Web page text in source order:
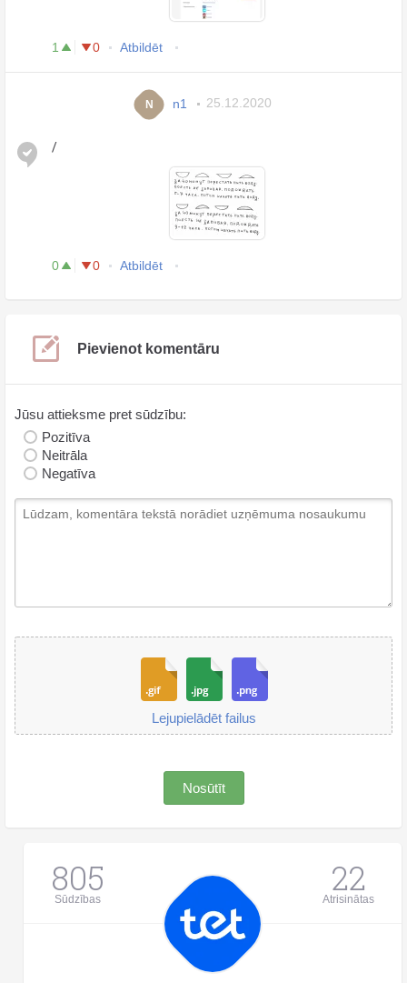
1 0 Atbildēt
N n1 25.12.2020
/
0 0 Atbildēt
Pievienot komentāru
Jūsu attieksme pret sūdzību:
Pozitīva
Neitrāla
Negatīva
Lejupielādēt failus
Nosūtīt
805
Sūdzības 22
Atrisinātas